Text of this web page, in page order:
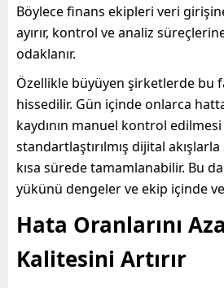
Böylece finans ekipleri veri
ayırır, kontrol ve analiz
odaklanır.
Özellikle büyüyen şirketlerde bu
hissedilir. Gün içinde onlarca
kaydının manuel kontrol
standartlaştırılmış dijital
kısa sürede tamamlanabilir. Bu
yükünü dengeler ve ekip içinde
Hata Oranlarını
Kalitesini Artırır